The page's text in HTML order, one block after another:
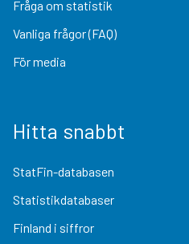
Fråga om statistik
Vanliga frågor (FAQ)
För media
Hitta snabbt
StatFin-databasen
Statistikdatabaser
Finland i siffror